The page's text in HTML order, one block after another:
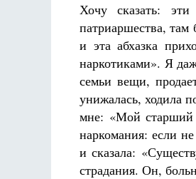
Хочу сказать:
патриаршества, там
и эта абхазка
наркотиками». Я
семьи вещи,
унижалась, ходила
мне: «Мой старший
наркомания: если
и сказала:
страдания. Он,